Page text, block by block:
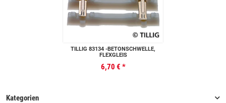
TILLIG 83134 -BETONSCHWELLE,
FLEXGLEIS
6,70 € *
Kategorien